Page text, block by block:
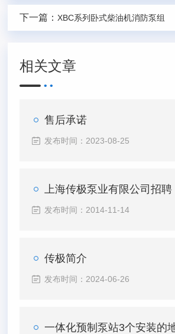
下一篇： XBC系列卧式柴油机消防泵组
相关文章
售后承诺
发布时间：2023-08-25
上海传极泵业有限公司招聘
发布时间：2014-11-14
传极简介
发布时间：2024-06-26
一体化预制泵站3个安装的地